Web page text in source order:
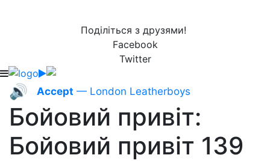
Поділіться з друзями!
Facebook
Twitter
🔊 Accept — London Leatherboys
Бойовий привіт:
Бойовий привіт 139